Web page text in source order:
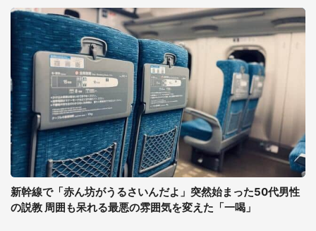
新幹線で「赤ん坊がうるさいんだよ」突然始まった50代男性
の説教 周囲も呆れる最悪の雰囲気を変えた「一喝」